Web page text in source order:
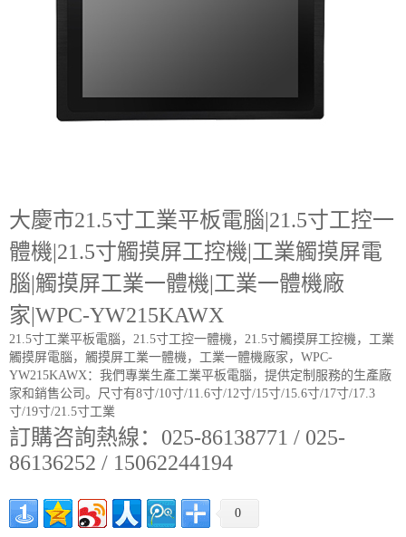
大慶市21.5寸工業平板電腦|21.5寸工控一
體機|21.5寸觸摸屏工控機|工業觸摸屏電
腦|觸摸屏工業一體機|工業一體機廠
家|WPC-YW215KAWX
21.5寸工業平板電腦，21.5寸工控一體機，21.5寸觸摸屏工控機，工業
觸摸屏電腦，觸摸屏工業一體機，工業一體機廠家，WPC-
YW215KAWX：我們專業生產工業平板電腦，提供定制服務的生產廠
家和銷售公司。尺寸有8寸/10寸/11.6寸/12寸/15寸/15.6寸/17寸/17.3
寸/19寸/21.5寸工業
訂購咨詢熱線：025-86138771 / 025-
86136252 / 15062244194
0